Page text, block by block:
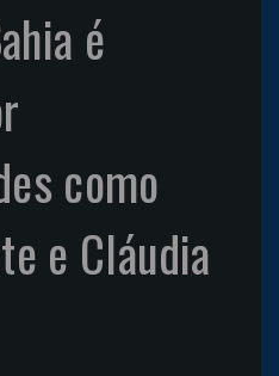
é
como
e Cláudia